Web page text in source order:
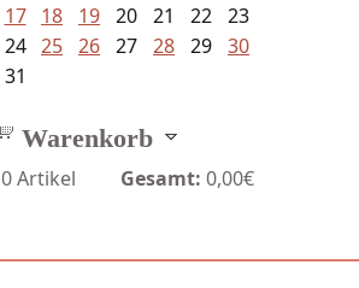
17
18 19 20 21 22 23
24 25 26 27 28 29 30
31
Warenkorb
0Artikel Gesamt: 0,00€